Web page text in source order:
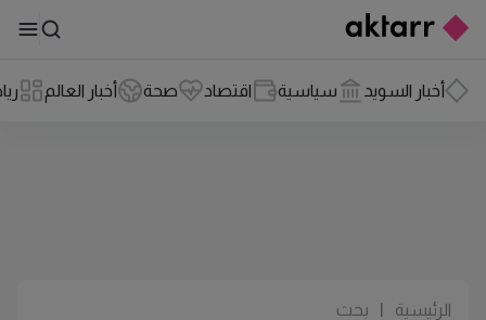
أخبار السويد سياسية اقتصاد صحة أخبار العالم
الرئيسية بحث